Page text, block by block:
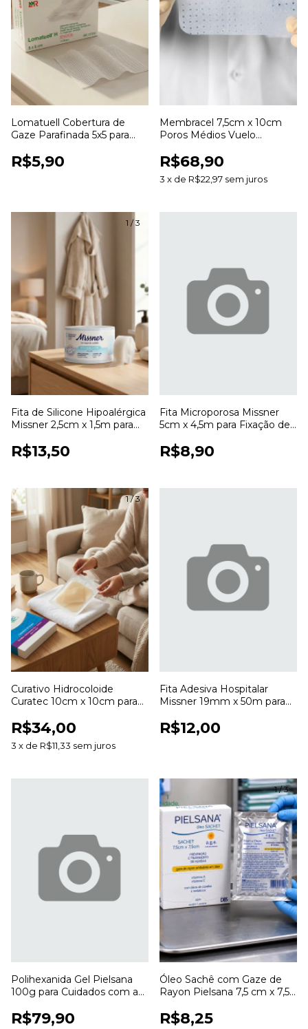
Lomatuell Cobertura de
Gaze Parafinada 5x5 para
Feridas
R$5,90
Membracel 7,5cm x 10cm
Poros Médios Vuelo
Feridas
R$68,90
3 x de R$22,97 sem juros
1 /3
Fita de Silicone Hipoalérgica
Missner 2,5cm x 1,5m para
R$13,50
Fita Microporosa Missner
5cm x 4,5m para Fixação de
R$8,90
1/3
Curativo Hidrocoloide
Curatec 10cm x 10cm para
R$34,00
3 x de R$11,33 sem juros
Fita Adesiva Hospitalar
Missner 19mm x 50m para
R$12,00
Polihexanida Gel Pielsana
100g para Cuidados com a
R$79,90
1/3
Óleo Sachê com Gaze de
Rayon Pielsana 7,5 cm x 7,5
R$8,25